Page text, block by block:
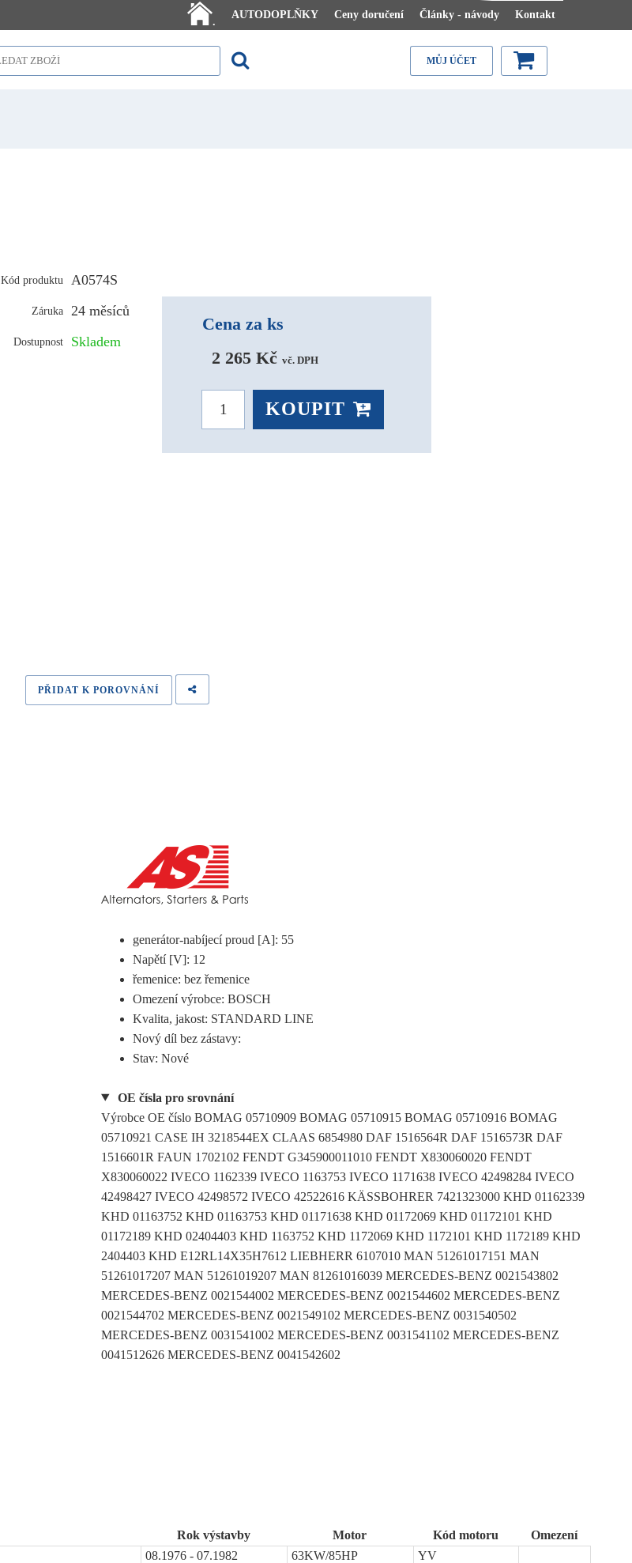
.
AUTODOPLŇKY Ceny doručení Články - návody Kontakt
MŮJ ÚČET
Kód produktu A0574S
Záruka 24 měsíců
Dostupnost Skladem
Cena za ks
2 265 Kč vč. DPH
KOUPIT
PŘIDAT K POROVNÁNÍ
generátor-nabíjecí proud [A]: 55
Napětí [V]: 12
řemenice: bez řemenice
Omezení výrobce: BOSCH
Kvalita, jakost: STANDARD LINE
Nový díl bez zástavy:
Stav: Nové
OE čísla pro srovnání
Výrobce OE číslo BOMAG 05710909 BOMAG 05710915 BOMAG 05710916 BOMAG
05710921 CASE IH 3218544EX CLAAS 6854980 DAF 1516564R DAF 1516573R DAF
1516601R FAUN 1702102 FENDT G345900011010 FENDT X830060020 FENDT
X830060022 IVECO 1162339 IVECO 1163753 IVECO 1171638 IVECO 42498284 IVECO
42498427 IVECO 42498572 IVECO 42522616 KÄSSBOHRER 7421323000 KHD 01162339
KHD 01163752 KHD 01163753 KHD 01171638 KHD 01172069 KHD 01172101 KHD
01172189 KHD 02404403 KHD 1163752 KHD 1172069 KHD 1172101 KHD 1172189 KHD
2404403 KHD E12RL14X35H7612 LIEBHERR 6107010 MAN 51261017151 MAN
51261017207 MAN 51261019207 MAN 81261016039 MERCEDES-BENZ 0021543802
MERCEDES-BENZ 0021544002 MERCEDES-BENZ 0021544602 MERCEDES-BENZ
0021544702 MERCEDES-BENZ 0021549102 MERCEDES-BENZ 0031540502
MERCEDES-BENZ 0031541002 MERCEDES-BENZ 0031541102 MERCEDES-BENZ
0041512626 MERCEDES-BENZ 0041542602
Rok výstavby Motor Kód motoru
Omezení
08.1976 - 07.1982 63KW/85HP
YV